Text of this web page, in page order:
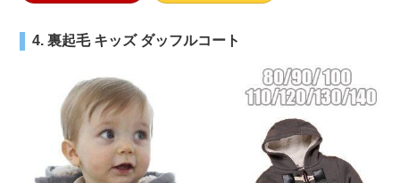
4. 裏起毛 キッズ ダッフルコート